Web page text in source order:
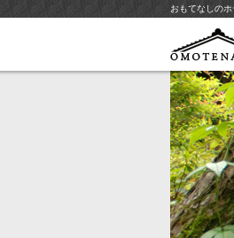
おもてなしのホ